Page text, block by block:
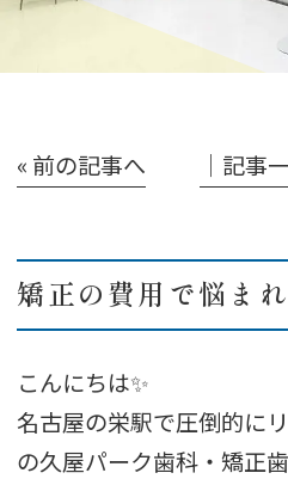
« 前の記事へ │記事
矯正の費用で悩ま
こんにちは✨
名古屋の栄駅で圧倒的に
の久屋パーク歯科・矯正